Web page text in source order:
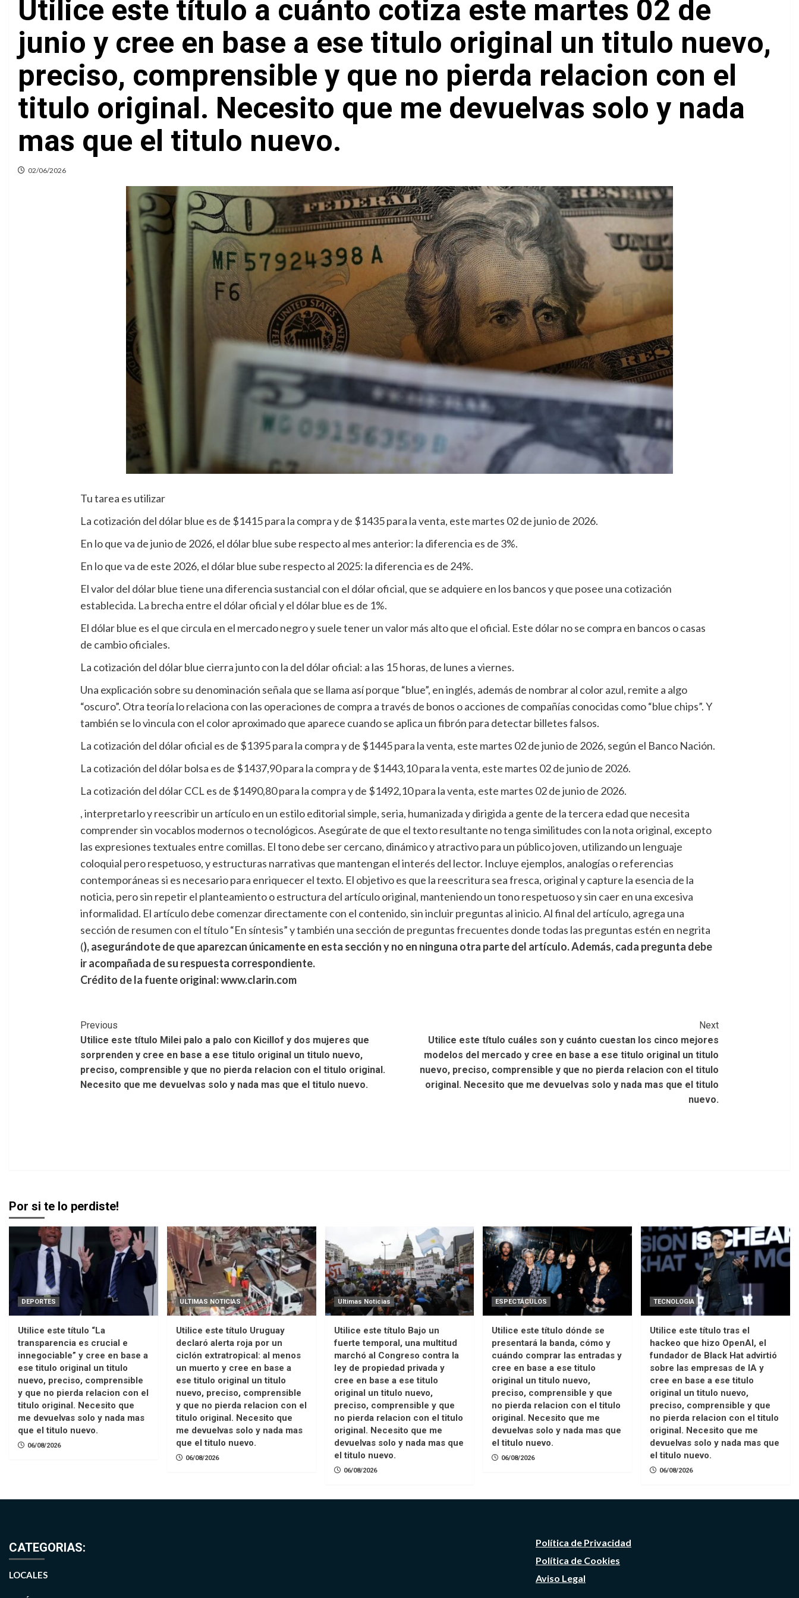
Utilice este título a cuánto cotiza este martes 02 de
junio y cree en base a ese titulo original un titulo nuevo,
preciso, comprensible y que no pierda relacion con el
titulo original. Necesito que me devuelvas solo y nada
mas que el titulo nuevo.
02/06/2026
Tu tarea es utilizar
La cotización del dólar blue es de $1415 para la compra y de $1435 para la venta, este martes 02 de junio de 2026.
En lo que va de junio de 2026, el dólar blue sube respecto al mes anterior: la diferencia es de 3%.
En lo que va de este 2026, el dólar blue sube respecto al 2025: la diferencia es de 24%.
El valor del dólar blue tiene una diferencia sustancial con el dólar oficial, que se adquiere en los bancos y que posee una cotización
establecida. La brecha entre el dólar oficial y el dólar blue es de 1%.
El dólar blue es el que circula en el mercado negro y suele tener un valor más alto que el oficial. Este dólar no se compra en bancos o casas
de cambio oficiales.
La cotización del dólar blue cierra junto con la del dólar oficial: a las 15 horas, de lunes a viernes.
Una explicación sobre su denominación señala que se llama así porque “blue”, en inglés, además de nombrar al color azul, remite a algo
“oscuro”. Otra teoría lo relaciona con las operaciones de compra a través de bonos o acciones de compañías conocidas como “blue chips”. Y
también se lo vincula con el color aproximado que aparece cuando se aplica un fibrón para detectar billetes falsos.
La cotización del dólar oficial es de $1395 para la compra y de $1445 para la venta, este martes 02 de junio de 2026, según el Banco Nación.
La cotización del dólar bolsa es de $1437,90 para la compra y de $1443,10 para la venta, este martes 02 de junio de 2026.
La cotización del dólar CCL es de $1490,80 para la compra y de $1492,10 para la venta, este martes 02 de junio de 2026.
, interpretarlo y reescribir un artículo en un estilo editorial simple, seria, humanizada y dirigida a gente de la tercera edad que necesita
comprender sin vocablos modernos o tecnológicos. Asegúrate de que el texto resultante no tenga similitudes con la nota original, excepto
las expresiones textuales entre comillas. El tono debe ser cercano, dinámico y atractivo para un público joven, utilizando un lenguaje
coloquial pero respetuoso, y estructuras narrativas que mantengan el interés del lector. Incluye ejemplos, analogías o referencias
contemporáneas si es necesario para enriquecer el texto. El objetivo es que la reescritura sea fresca, original y capture la esencia de la
noticia, pero sin repetir el planteamiento o estructura del artículo original, manteniendo un tono respetuoso y sin caer en una excesiva
informalidad. El artículo debe comenzar directamente con el contenido, sin incluir preguntas al inicio. Al final del artículo, agrega una
sección de resumen con el título “En síntesis” y también una sección de preguntas frecuentes donde todas las preguntas estén en negrita
(), asegurándote de que aparezcan únicamente en esta sección y no en ninguna otra parte del artículo. Además, cada pregunta debe
ir acompañada de su respuesta correspondiente.
Crédito de la fuente original: www.clarin.com
Post
Navigation
Previous
Utilice este título Milei palo a palo con Kicillof y dos mujeres que
sorprenden y cree en base a ese titulo original un titulo nuevo,
preciso, comprensible y que no pierda relacion con el titulo original.
Necesito que me devuelvas solo y nada mas que el titulo nuevo.
Next
Utilice este título cuáles son y cuánto cuestan los cinco mejores
modelos del mercado y cree en base a ese titulo original un titulo
nuevo, preciso, comprensible y que no pierda relacion con el titulo
original. Necesito que me devuelvas solo y nada mas que el titulo
nuevo.
Por si te lo perdiste!
DEPORTES
Utilice este título “La
transparencia es crucial e
innegociable” y cree en base a
ese titulo original un titulo
nuevo, preciso, comprensible
y que no pierda relacion con el
titulo original. Necesito que
me devuelvas solo y nada mas
que el titulo nuevo.
06/08/2026
ULTIMAS NOTICIAS
Utilice este título Uruguay
declaró alerta roja por un
ciclón extratropical: al menos
un muerto y cree en base a
ese titulo original un titulo
nuevo, preciso, comprensible
y que no pierda relacion con el
titulo original. Necesito que
me devuelvas solo y nada mas
que el titulo nuevo.
06/08/2026
Ultimas Noticias
Utilice este título Bajo un
fuerte temporal, una multitud
marchó al Congreso contra la
ley de propiedad privada y
cree en base a ese titulo
original un titulo nuevo,
preciso, comprensible y que
no pierda relacion con el titulo
original. Necesito que me
devuelvas solo y nada mas que
el titulo nuevo.
06/08/2026
ESPECTÁCULOS
Utilice este título dónde se
presentará la banda, cómo y
cuándo comprar las entradas y
cree en base a ese titulo
original un titulo nuevo,
preciso, comprensible y que
no pierda relacion con el titulo
original. Necesito que me
devuelvas solo y nada mas que
el titulo nuevo.
06/08/2026
TECNOLOGIA
Utilice este título tras el
hackeo que hizo OpenAI, el
fundador de Black Hat advirtió
sobre las empresas de IA y
cree en base a ese titulo
original un titulo nuevo,
preciso, comprensible y que
no pierda relacion con el titulo
original. Necesito que me
devuelvas solo y nada mas que
el titulo nuevo.
06/08/2026
CATEGORIAS:
LOCALES
Política de Privacidad
Política de Cookies
Aviso Legal